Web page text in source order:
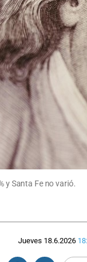
y Santa Fe no varió.
Jueves 18.6.2026